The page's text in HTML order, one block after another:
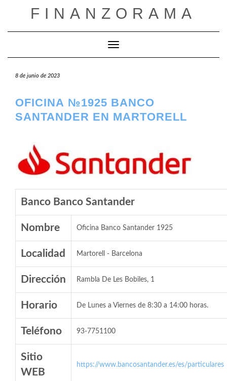
FINANZORAMA
Cambiar modo de navegación
8 de junio de 2023
OFICINA №1925 BANCO
SANTANDER EN MARTORELL
Banco Banco Santander
Nombre Oficina Banco Santander 1925
Localidad Martorell - Barcelona
Dirección Rambla De Les Bobiles, 1
Horario De Lunes a Viernes de 8:30 a 14:00 horas.
Teléfono 93-7751100
Sitio
WEB
https://www.bancosantander.es/es/particulares